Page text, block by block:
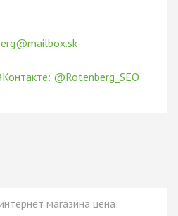
@Rotenberg_SEO
магазина цена: